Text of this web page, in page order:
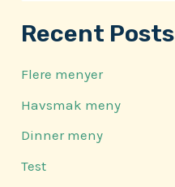
Recent Posts
Flere menyer
Havsmak meny
Dinner meny
Test